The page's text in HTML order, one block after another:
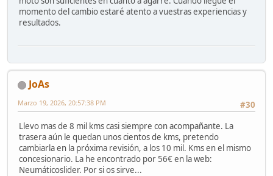
momento del cambio estaré atento a vuestras experiencias y
resultados.
JoAs
#30
Marzo 19, 2026, 20:57:38 PM
Llevo mas de 8 mil kms casi siempre con acompañante. La
trasera aún le quedan unos cientos de kms, pretendo
cambiarla en la próxima revisión, a los 10 mil. Kms en el mismo
concesionario. La he encontrado por 56€ en la web:
Neumáticoslider. Por si os sirve...